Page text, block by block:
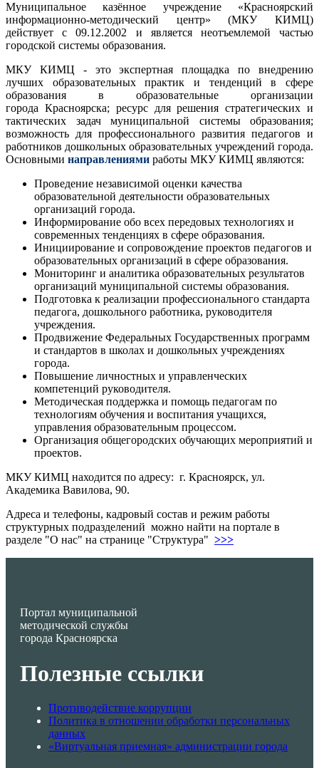
Муниципальное казённое учреждение «Красноярский
информационно-методический центр» (МКУ КИМЦ)
действует с 09.12.2002 и является неотъемлемой частью
городской системы образования.
МКУ КИМЦ - это экспертная площадка по внедрению
лучших образовательных практик и тенденций в сфере
образования в образовательные организации
города Красноярска; ресурс для решения стратегических и
тактических задач муниципальной системы образования;
возможность для профессионального развития педагогов и
работников дошкольных образовательных учреждений города.
Основными направлениями работы МКУ КИМЦ являются:
Проведение независимой оценки качества
образовательной деятельности образовательных
организаций города.
Информирование обо всех передовых технологиях и
современных тенденциях в сфере образования.
Инициирование и сопровождение проектов педагогов и
образовательных организаций в сфере образования.
Мониторинг и аналитика образовательных результатов
организаций муниципальной системы образования.
Подготовка к реализации профессионального стандарта
педагога, дошкольного работника, руководителя
учреждения.
Продвижение Федеральных Государственных программ
и стандартов в школах и дошкольных учреждениях
города.
Повышение личностных и управленческих
компетенций руководителя.
Методическая поддержка и помощь педагогам по
технологиям обучения и воспитания учащихся,
управления образовательным процессом.
Организация общегородских обучающих мероприятий и
проектов.
МКУ КИМЦ находится по адресу: г. Красноярск, ул.
Академика Вавилова, 90.
Адреса и телефоны, кадровый состав и режим работы
структурных подразделений можно найти на портале в
разделе "О нас" на странице "Структура" >>>
Портал муниципальной
методической службы
города Красноярска
Полезные ссылки
Противодействие коррупции
Политика в отношении обработки персональных
данных
«Виртуальная приемная» администрации города